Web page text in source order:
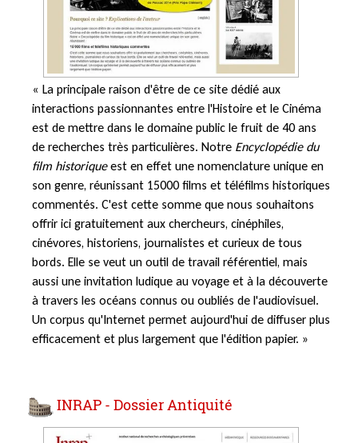
« La principale raison d'être de ce site dédié aux
interactions passionnantes entre l'Histoire et le Cinéma
est de mettre dans le domaine public le fruit de 40 ans
de recherches très particulières. Notre Encyclopédie du
film historiqueest en effet une nomenclature unique en
son genre, réunissant 15000 films et téléfilms historiques
commentés. C'est cette somme que nous souhaitons
offrir ici gratuitement aux chercheurs, cinéphiles,
cinévores, historiens, journalistes et curieux de tous
bords. Elle se veut un outil de travail référentiel, mais
aussi une invitation ludique au voyage et à la découverte
à travers les océans connus ou oubliés de l'audiovisuel.
Un corpus qu'Internet permet aujourd'hui de diffuser plus
efficacement et plus largement que l'édition papier. »
INRAP - Dossier Antiquité